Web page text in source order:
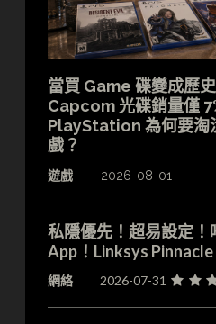
當買 Game 碟變成歷史
Capcom 光碟銷量僅
PlayStation 為何要淘
戲？
遊戲 2026-08-01
私隱優先！超易設定！
App！Linksys Pinnacle
網絡 2026-07-31